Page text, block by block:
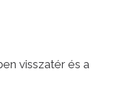
visszatér és a